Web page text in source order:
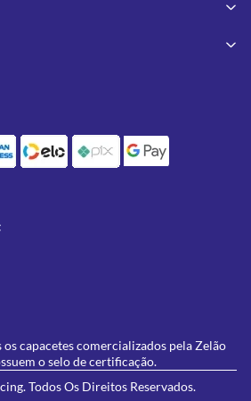
e promoções
capacetes comercializados pela Zelão
o selo de certificação.
Todos Os Direitos Reservados.